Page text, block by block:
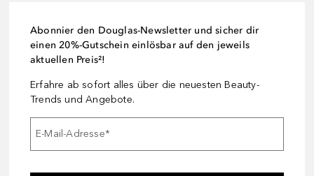
Abonnier den Douglas-Newsletter und sicher dir
einen 20%-Gutschein einlösbar auf den jeweils
aktuellen Preis²!
Erfahre ab sofort alles über die neuesten Beauty-
Trends und Angebote.
E-Mail-Adresse*